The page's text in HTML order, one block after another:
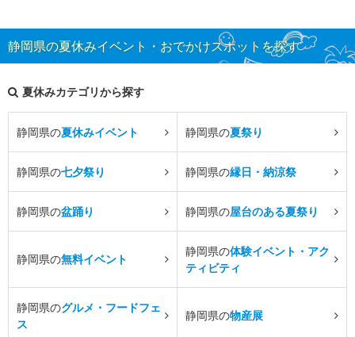
静岡県の夏休みイベント・おでかけスポットを探す
夏休みカテゴリから探す
静岡県の夏休みイベント 静岡県の夏祭り
静岡県の七夕祭り 静岡県の縁日・納涼祭
静岡県の盆踊り 静岡県の屋台のある夏祭り
静岡県の無料イベント
静岡県の体験イベント・アク
ティビティ
静岡県のグルメ・フードフェ
ス
静岡県の物産展